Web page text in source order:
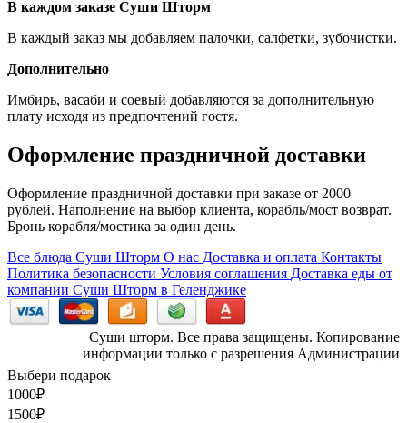
В каждом заказе Суши Шторм
В каждый заказ мы добавляем палочки, салфетки, зубочистки.
Дополнительно
Имбирь, васаби и соевый добавляются за дополнительную
плату исходя из предпочтений гостя.
Оформление праздничной доставки
Оформление праздничной доставки при заказе от 2000
рублей. Наполнение на выбор клиента, корабль/мост возврат.
Бронь корабля/мостика за один день.
Все блюда Суши Шторм О нас Доставка и оплата Контакты
Политика безопасности Условия соглашения Доставка еды от
компании Суши Шторм в Геленджике
Суши шторм. Все права защищены. Копирование
информации только с разрешения Администрации
Выбери подарок
1000₽
1500₽